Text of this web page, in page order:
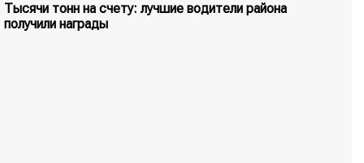
Тысячи тонн на счету: лучшие водители района
получили награды